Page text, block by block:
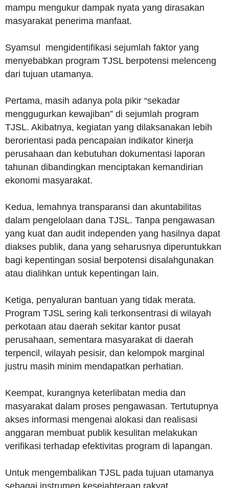
mampu mengukur dampak nyata yang dirasakan
masyarakat penerima manfaat.
Syamsul mengidentifikasi sejumlah faktor yang
menyebabkan program TJSL berpotensi melenceng
dari tujuan utamanya.
Pertama, masih adanya pola pikir “sekadar
menggugurkan kewajiban” di sejumlah program
TJSL. Akibatnya, kegiatan yang dilaksanakan lebih
berorientasi pada pencapaian indikator kinerja
perusahaan dan kebutuhan dokumentasi laporan
tahunan dibandingkan menciptakan kemandirian
ekonomi masyarakat.
Kedua, lemahnya transparansi dan akuntabilitas
dalam pengelolaan dana TJSL. Tanpa pengawasan
yang kuat dan audit independen yang hasilnya dapat
diakses publik, dana yang seharusnya diperuntukkan
bagi kepentingan sosial berpotensi disalahgunakan
atau dialihkan untuk kepentingan lain.
Ketiga, penyaluran bantuan yang tidak merata.
Program TJSL sering kali terkonsentrasi di wilayah
perkotaan atau daerah sekitar kantor pusat
perusahaan, sementara masyarakat di daerah
terpencil, wilayah pesisir, dan kelompok marginal
justru masih minim mendapatkan perhatian.
Keempat, kurangnya keterlibatan media dan
masyarakat dalam proses pengawasan. Tertutupnya
akses informasi mengenai alokasi dan realisasi
anggaran membuat publik kesulitan melakukan
verifikasi terhadap efektivitas program di lapangan.
Untuk mengembalikan TJSL pada tujuan utamanya
sebagai instrumen kesejahteraan rakyat,